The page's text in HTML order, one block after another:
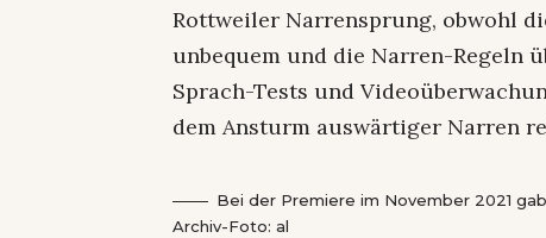
Rottweiler Narrensprung, obwohl
unbequem und die Narren-Regeln
Sprach-Tests und
dem Ansturm auswärtiger Narren
Bei der Premiere im November 2021
Archiv-Foto: al